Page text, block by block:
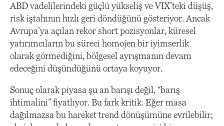
ABD vadelilerindeki güçlü yükseliş ve VIX’teki düşüş,
risk iştahının hızlı geri döndüğünü gösteriyor. Ancak
Avrupa’ya açılan rekor short pozisyonlar, küresel
yatırımcıların bu süreci homojen bir iyimserlik
olarak görmediğini, bölgesel ayrışmanın devam
edeceğini düşündüğünü ortaya koyuyor.
Sonuç olarak piyasa şu an barışı değil, “barış
ihtimalini” fiyatlıyor. Bu fark kritik. Eğer masa
dağılmazsa bu hareket trend dönüşümüne evrilebilir;